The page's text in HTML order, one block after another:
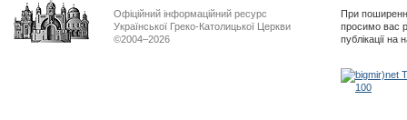
Офіційний інформаційний ресурс
Української Греко-Католицької Церкви
©2004–2026
При
просимо вас
публікації на